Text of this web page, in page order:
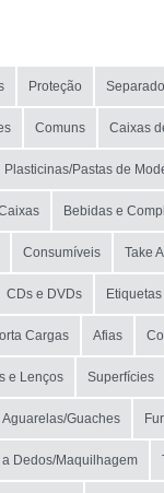
Proteção
Comuns Caixas
Plasticinas/Pastas de
Bebidas e
Consumíveis Take
CDs e DVDs
Cargas Afias
e Lenços Superfícies
Aguarelas/Guaches
a Dedos/Maquilhagem